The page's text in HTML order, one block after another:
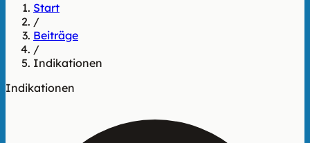
Start
/
Beiträge
/
Indikationen
Indikationen